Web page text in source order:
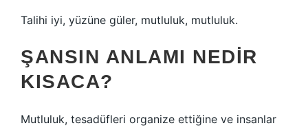
Talihi iyi, yüzüne güler, mutluluk, mutluluk.
ŞANSIN ANLAMI NEDIR
KISACA?
Mutluluk, tesadüfleri organize ettiğine ve insanlar